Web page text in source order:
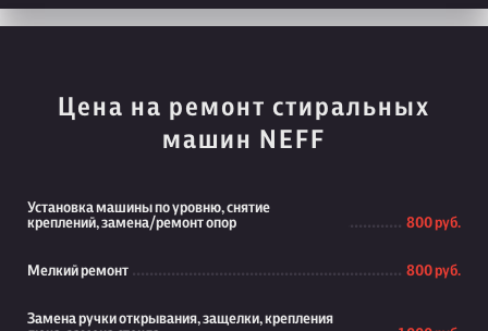
Цена на ремонт стиральных
машин NEFF
Установка машины по уровню, снятие
креплений, замена/ремонт опор
800 руб.
Мелкий ремонт 800 руб.
Замена ручки открывания, защелки, крепления